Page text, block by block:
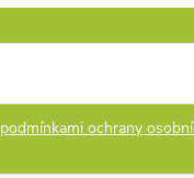
podmínkami ochrany